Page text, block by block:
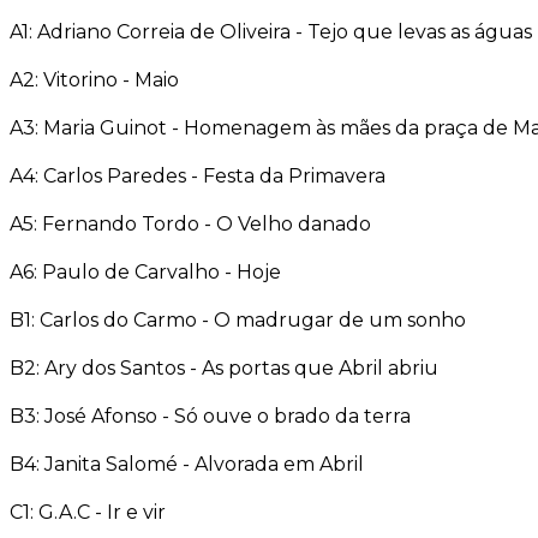
A1: Adriano Correia de Oliveira - Tejo que levas as águas
A2: Vitorino - Maio
A3: Maria Guinot - Homenagem às mães da praça de
A4: Carlos Paredes - Festa da Primavera
A5: Fernando Tordo - O Velho danado
A6: Paulo de Carvalho - Hoje
B1: Carlos do Carmo - O madrugar de um sonho
B2: Ary dos Santos - As portas que Abril abriu
B3: José Afonso - Só ouve o brado da terra
B4: Janita Salomé - Alvorada em Abril
C1: G.A.C - Ir e vir